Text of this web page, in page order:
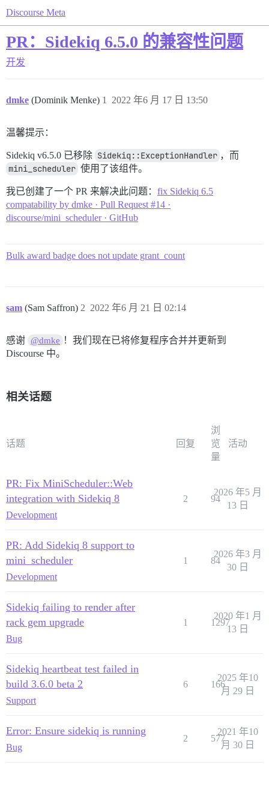
Discourse Meta
PR：Sidekiq 6.5.0 的兼容性问题
开发
dmke (Dominik Menke) 2022 年6 月 17 日 13:50
1
温馨提示：
Sidekiq v6.5.0 已移除 Sidekiq::ExceptionHandler ，而
mini_scheduler 使用了该组件。
我已创建了一个 PR 来解决此问题： fix Sidekiq 6.5
compatability by dmke · Pull Request #14 ·
discourse/mini_scheduler · GitHub
Bulk award badge does not update grant_count
sam (Sam Saffron) 2022 年6 月 21 日 02:14
2
感谢 @dmke ！我们现在已将修复程序合并并更新到
Discourse 中。
相关话题
话题 回复
浏
览
量
活动
PR: Fix MiniScheduler::Web
integration with Sidekiq 8
Development
2 94
2026 年5 月
13 日
PR: Add Sidekiq 8 support to
mini_scheduler
Development
1 84
2026 年3 月
30 日
Sidekiq failing to render after
rack gem upgrade
Bug
1 1297
2020 年1 月
13 日
Sidekiq heartbeat test failed in
build 3.6.0 beta 2
Support
6 166
2025 年10
月 29 日
Error: Ensure sidekiq is running
Bug
2 577
2021 年10
月 30 日